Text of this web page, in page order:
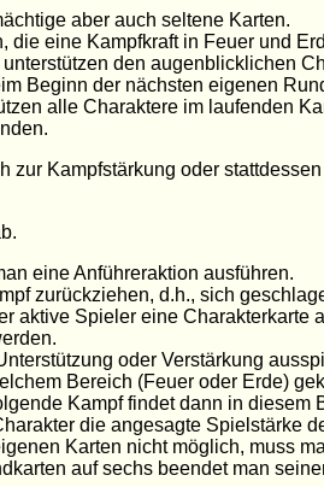
aber auch seltene Karten.
die eine Kampfkraft in Feuer und
den augenblicklichen
Beginn der nächsten eigenen
alle Charaktere im laufenden
zur Kampfstärkung oder stattdessen
eine Anführeraktion ausführen.
zurückziehen, d.h., sich
aktive Spieler eine Charakterkarte
oder Verstärkung
Bereich (Feuer oder Erde)
Kampf findet dann in diesem
die angesagte Spielstärke
Karten nicht möglich, muss
auf sechs beendet man